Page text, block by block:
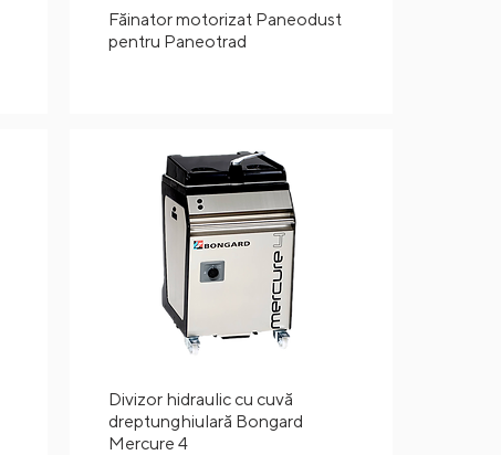
Făinator motorizat Paneodust
pentru Paneotrad
Divizor hidraulic cu cuvă
dreptunghiulară Bongard
Mercure 4